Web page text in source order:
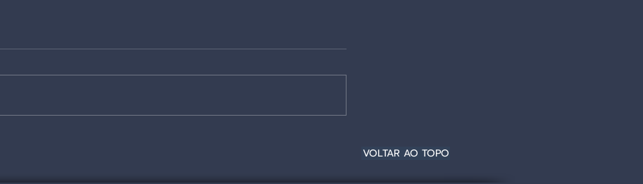
VOLTAR AO TOPO